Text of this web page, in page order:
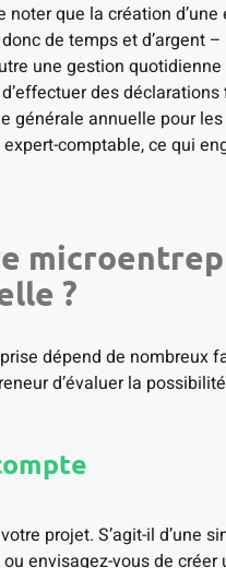
que la création d’une
de temps et d’argent –
une gestion
des
générale annuelle pour
comptable, ce qui
?
dépend de nombreux
d’évaluer la
projet. S’agit-il d’une
envisagez-vous de créer